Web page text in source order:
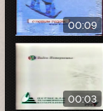
00:09
00:03